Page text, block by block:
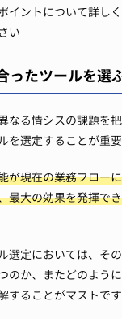
イントについて詳し
い
ったツールを選
なる情シスの課題を
を選定することが重要
が現在の業務フロー
最大の効果を発揮で
選定においては、そ
のか、またどのよう
することがマストです